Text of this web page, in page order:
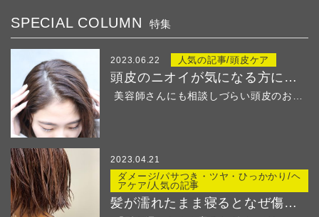
SPECIAL COLUMN 特集
2023.06.22 人気の記事/頭皮ケア
頭皮のニオイが気になる方におすすめ！
2023.04.21
ダメージ/パサつき・ツヤ・ひっかかり/ヘ
アケア/人気の記事
髪が濡れたまま寝るとなぜ傷む？